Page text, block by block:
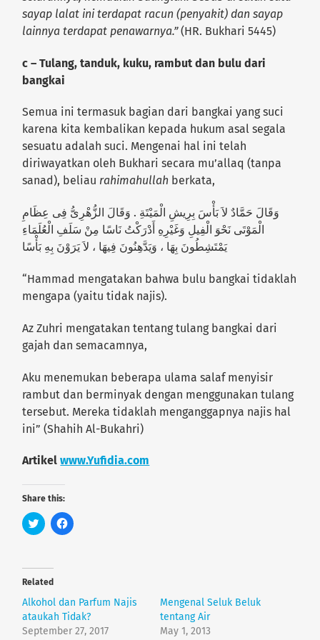
sayap lalat ini terdapat racun (penyakit) dan sayap
lainnya terdapat penawarnya.”(HR. Bukhari 5445)
c – Tulang, tanduk, kuku, rambut dan bulu dari
bangkai
Semua ini termasuk bagian dari bangkai yang suci
karena kita kembalikan kepada hukum asal segala
sesuatu adalah suci. Mengenai hal ini telah
diriwayatkan oleh Bukhari secara mu’allaq (tanpa
sanad), beliau rahimahullah berkata,
وَقَالَ حَمَّادٌ لاَ بَأْسَ بِرِيشِ الْمَيْتَةِ . وَقَالَ الزُّهْرِىُّ فِى عِظَامِ
الْمَوْتَى نَحْوَ الْفِيلِ وَغَيْرِهِ أَدْرَكْتُ نَاسًا مِنْ سَلَفِ الْعُلَمَاءِ
يَمْتَشِطُونَ بِهَا ، وَيَدَّهِنُونَ فِيهَا ، لاَ يَرَوْنَ بِهِ بَأْسًا
“Hammad mengatakan bahwa bulu bangkai tidaklah
mengapa (yaitu tidak najis).
Az Zuhri mengatakan tentang tulang bangkai dari
gajah dan semacamnya,
Aku menemukan beberapa ulama salaf menyisir
rambut dan berminyak dengan menggunakan tulang
tersebut. Mereka tidaklah menganggapnya najis hal
ini” (Shahih Al-Bukahri)
Artikelwww.Yufidia.com
Share this:
C
l
t
o
s
h
a
r
e
o
C
l
a
r
e
o
Related
Alkohol dan Parfum Najis
ataukah Tidak?
September 27, 2017
Mengenal Seluk Beluk
tentang Air
May 1, 2013